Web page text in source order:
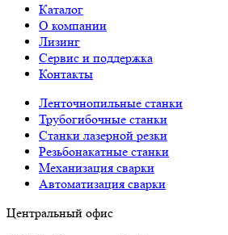
Каталог
О компании
Лизинг
Сервис и поддержка
Контакты
Ленточнопильные станки
Трубогибочные станки
Станки лазерной резки
Резьбонакатные станки
Механизация сварки
Автоматизация сварки
Центральный офис